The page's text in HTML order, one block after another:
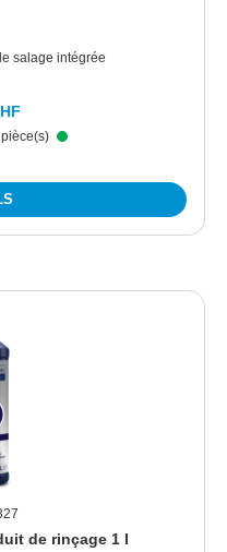
salage intégrée
de rinçage 1 l